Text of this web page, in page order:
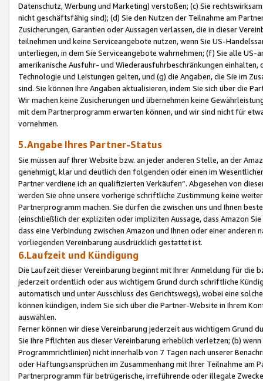
Datenschutz, Werbung und Marketing) verstoßen; (c) Sie
nicht geschäftsfähig sind); (d) Sie den Nutzen der Teilnahme am
Zusicherungen, Garantien oder Aussagen verlassen, die in dieser
teilnehmen und keine Serviceangebote nutzen, wenn Sie US-
unterliegen, in dem Sie Serviceangebote wahrnehmen; (f) Sie alle
amerikanische Ausfuhr- und Wiederausfuhrbeschränkungen
Technologie und Leistungen gelten, und (g) die Angaben, die Sie im
sind. Sie können Ihre Angaben aktualisieren, indem Sie sich über die
Wir machen keine Zusicherungen und übernehmen keine
mit dem Partnerprogramm erwarten können, und wir sind nicht für
vornehmen.
5.Angabe Ihres Partner-Status
Sie müssen auf Ihrer Website bzw. an jeder anderen Stelle, an der
genehmigt, klar und deutlich den folgenden oder einen im
Partner verdiene ich an qualifizierten Verkäufen“. Abgesehen von
werden Sie ohne unsere vorherige schriftliche Zustimmung keine
Partnerprogramm machen. Sie dürfen die zwischen uns und Ihnen
(einschließlich der expliziten oder impliziten Aussage, dass Amazon
dass eine Verbindung zwischen Amazon und Ihnen oder einer
vorliegenden Vereinbarung ausdrücklich gestattet ist.
6.Laufzeit und Kündigung
Die Laufzeit dieser Vereinbarung beginnt mit Ihrer Anmeldung für die
jederzeit ordentlich oder aus wichtigem Grund durch schriftliche
automatisch und unter Ausschluss des Gerichtswegs), wobei eine
können kündigen, indem Sie sich über die Partner-Website in Ihrem
auswählen.
Ferner können wir diese Vereinbarung jederzeit aus wichtigem Grund
Sie Ihre Pflichten aus dieser Vereinbarung erheblich verletzen; (b)
Programmrichtlinien) nicht innerhalb von 7 Tagen nach unserer
oder Haftungsansprüchen im Zusammenhang mit Ihrer Teilnahme am
Partnerprogramm für betrügerische, irreführende oder illegale